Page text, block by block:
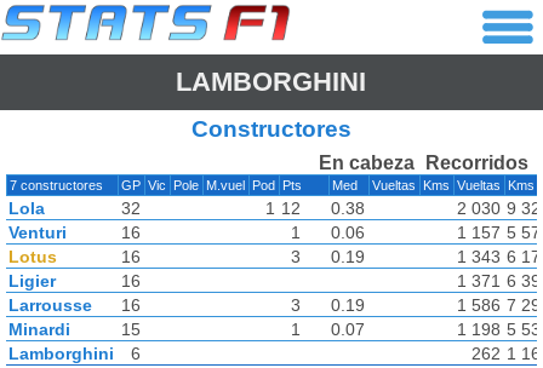
LAMBORGHINI
Constructores
En cabeza Recorridos
7 constructores GP Vic Pole M.vuel Pod Pts Med Vueltas Kms Vueltas Kms
Lola 32 1 12 0.38 2 030 9
Venturi
16 1 0.06 1 157 5
Lotus
16 3 0.19 1 343 6
Ligier
16 1 371 6
Larrousse
16 3 0.19 1 586 7
Minardi
15 1 0.07 1 198 5
Lamborghini
6 262 1